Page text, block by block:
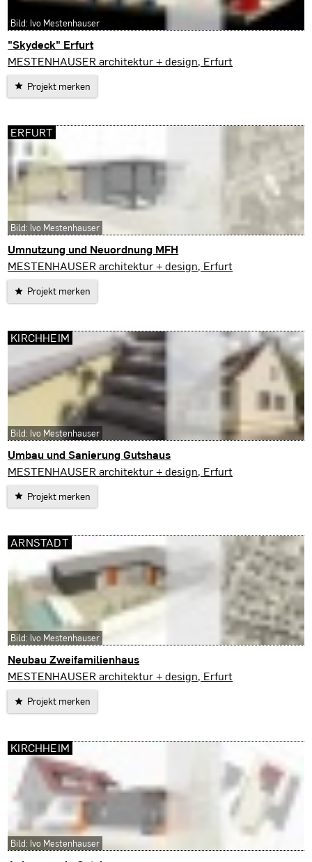
"Skydeck" Erfurt
Erfurt
MESTENHAUSER architektur + design, Erfurt
Projekt merken
Bild: Ivo Mestenhauser
Umnutzung und Neuordnung MFH
Erfurt
MESTENHAUSER architektur + design, Erfurt
Projekt merken
ERFURT
Bild: Ivo Mestenhauser
Umbau und Sanierung Gutshaus
Kirchheim
MESTENHAUSER architektur + design, Erfurt
Projekt merken
KIRCHHEIM
Bild: Ivo Mestenhauser
Neubau Zweifamilienhaus
Arnstadt
MESTENHAUSER architektur + design, Erfurt
Projekt merken
ARNSTADT
Bild: Ivo Mestenhauser
KIRCHHEIM
Bild: Ivo Mestenhauser